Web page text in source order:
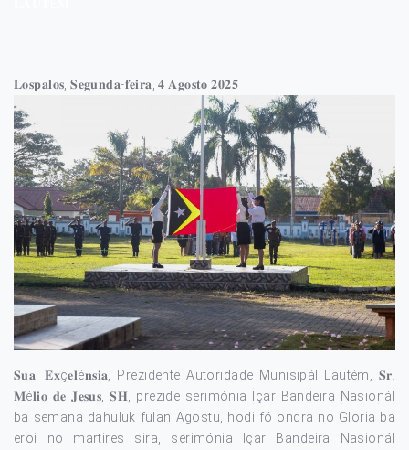
𝐋𝐨𝐬𝐩𝐚𝐥𝐨𝐬, 𝐒𝐞𝐠𝐮𝐧𝐝𝐚-𝐟𝐞𝐢𝐫𝐚, 𝟒 𝐀𝐠𝐨𝐬𝐭𝐨 𝟐𝟎𝟐𝟓
𝐒𝐮𝐚. 𝐄𝐱ç𝐞𝐥é𝐧𝐬𝐢𝐚, Prezidente Autoridade Munisipál Lautém, 𝐒𝐫.
𝐌é𝐥𝐢𝐨 𝐝𝐞 𝐉𝐞𝐬𝐮𝐬, 𝐒𝐇, prezide serimónia Içar Bandeira Nasionál
ba semana dahuluk fulan Agostu, hodi fó ondra no Gloria ba
eroi no martires sira, serimónia Içar Bandeira Nasionál